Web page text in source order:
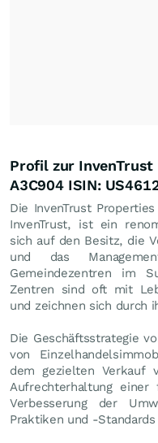
Profil zur
A3C904 ISIN:
Die InvenTrust
InvenTrust, ist ein
sich auf den Besitz, die
und das
Gemeindezentren im
Zentren sind oft mit
und zeichnen sich durch
Die Geschäftsstrategie
von
dem gezielten Verkauf
Aufrechterhaltung
Verbesserung der
Praktiken und -Standards